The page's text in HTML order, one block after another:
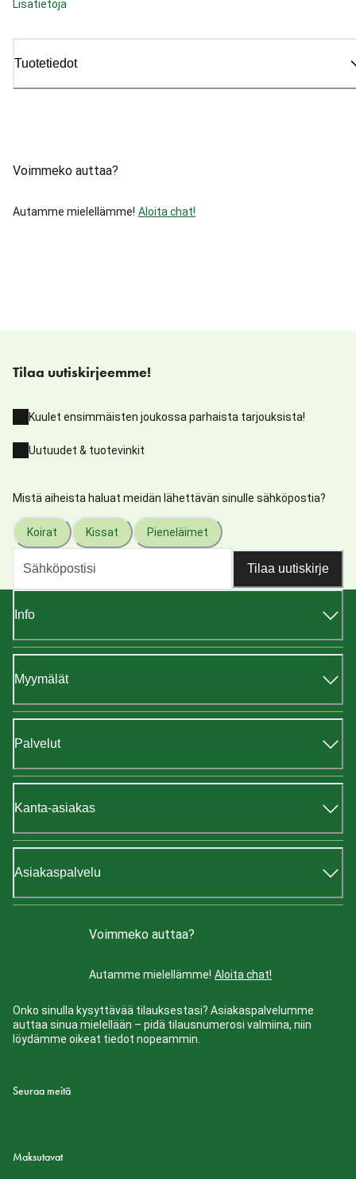
Lisätietoja
Tuotetiedot
Voimmeko auttaa?
Autamme mielellämme! Aloita chat!
Tilaa uutiskirjeemme!
Kuulet ensimmäisten joukossa parhaista tarjouksista!
Uutuudet & tuotevinkit
Mistä aiheista haluat meidän lähettävän sinulle sähköpostia?
Koirat Kissat Pieneläimet
Tilaa uutiskirje
Info
Myymälät
Palvelut
Kanta-asiakas
Asiakaspalvelu
Voimmeko auttaa?
Autamme mielellämme! Aloita chat!
Onko sinulla kysyttävää tilauksestasi? Asiakaspalvelumme
auttaa sinua mielellään – pidä tilausnumerosi valmiina, niin
löydämme oikeat tiedot nopeammin.
Seuraa meitä
Maksutavat